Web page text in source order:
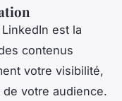
est la
contenus
votre visibilité,
votre audience.